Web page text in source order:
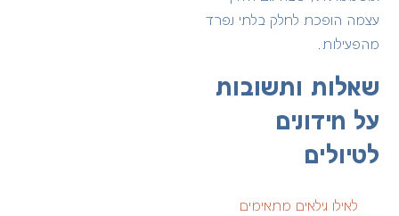
עצמה הופכת לחלק בלתי נפרד
מהפעילות.
שאלות ותשובות
על חידונים
לטיולים
לאילו גילאים מתאימים